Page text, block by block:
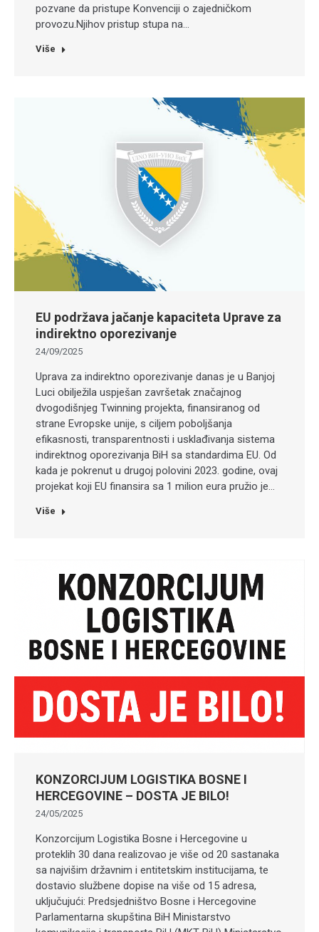
pozvane da pristupe Konvenciji o zajedničkom
provozu.Njihov pristup stupa na…
Više
EU podržava jačanje kapaciteta Uprave za
indirektno oporezivanje
24/09/2025
Uprava za indirektno oporezivanje danas je u Banjoj
Luci obilježila uspješan završetak značajnog
dvogodišnjeg Twinning projekta, finansiranog od
strane Evropske unije, s ciljem poboljšanja
efikasnosti, transparentnosti i usklađivanja sistema
indirektnog oporezivanja BiH sa standardima EU. Od
kada je pokrenut u drugoj polovini 2023. godine, ovaj
projekat koji EU finansira sa 1 milion eura pružio je…
Više
KONZORCIJUM LOGISTIKA BOSNE I
HERCEGOVINE – DOSTA JE BILO!
24/05/2025
Konzorcijum Logistika Bosne i Hercegovine u
proteklih 30 dana realizovao je više od 20 sastanaka
sa najvišim državnim i entitetskim institucijama, te
dostavio službene dopise na više od 15 adresa,
uključujući: Predsjedništvo Bosne i Hercegovine
Parlamentarna skupština BiH Ministarstvo